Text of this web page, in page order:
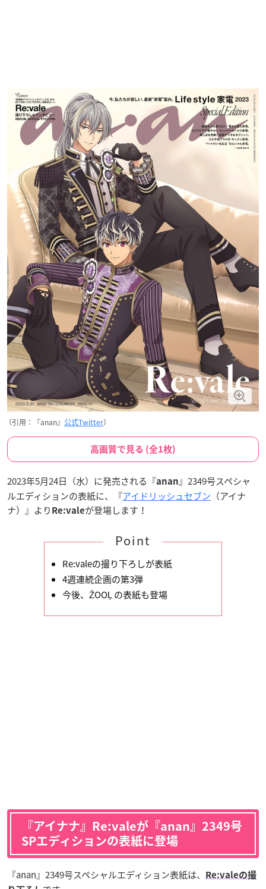
（引用：『anan』 公式Twitter）
高画質で見る (全1枚)
2023年5月24日（水）に発売される『anan』2349号スペシャ
ルエディションの表紙に、『アイドリッシュセブン （アイナ
ナ）』より Re:valeが登場します！
Point
Re:valeの撮り下ろしが表紙
4週連続企画の第3弾
今後、ŹOOĻ の表紙も登場
『アイナナ』 Re:valeが『anan』2349号
SPエディションの表紙に登場
『anan』2349号スペシャルエディション表紙は、
Re:valeの撮